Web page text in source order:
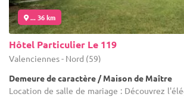
... 36 km
Hôtel Particulier Le 119
Valenciennes - Nord (59)
Demeure de caractère / Maison de Maître
Location de salle de mariage : Découvrez